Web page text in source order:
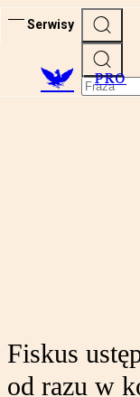
Serwisy
PRO
Fiskus
od razu w